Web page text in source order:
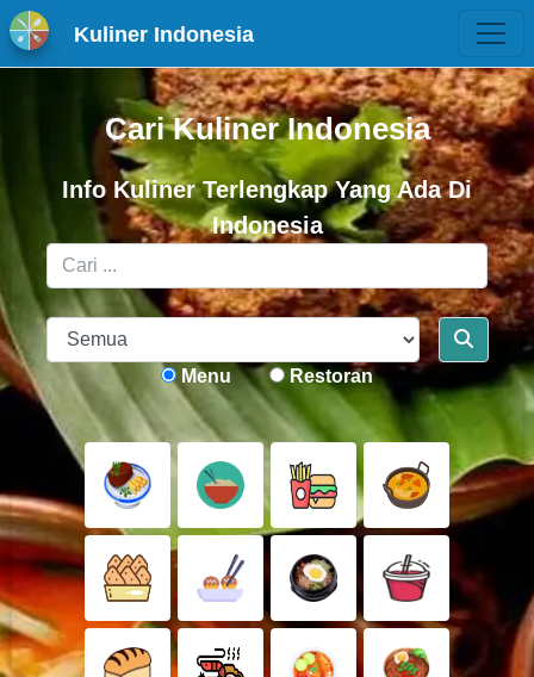
Kuliner Indonesia
Cari Kuliner Indonesia
Info Kuliner Terlengkap Yang Ada Di
Indonesia
Menu Restoran